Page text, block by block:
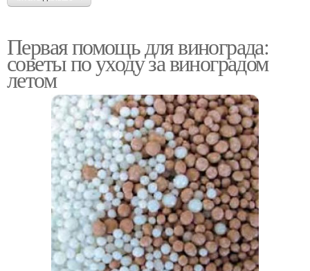
Первая помощь для винограда:
советы по уходу за виноградом
летом